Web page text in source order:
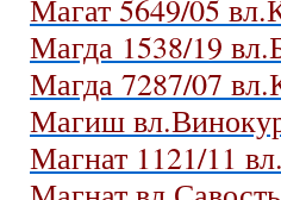
Магат 5649/05
Магда 1538/19
Магда 7287/07
Магиш
Магнат 1121/11